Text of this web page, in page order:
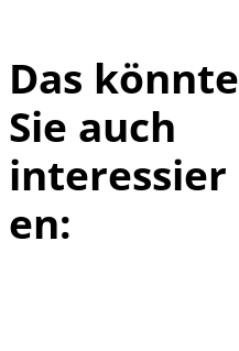
Das könnte
Sie auch
interessier
en: